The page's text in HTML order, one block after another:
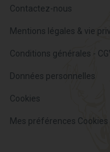
Contactez-nous
Mentions légales & vie
Conditions générales -
Données personnelles
Cookies
Mes préférences Cookies